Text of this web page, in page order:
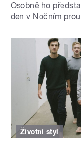
Osobně ho
den v Nočním
Životní styl